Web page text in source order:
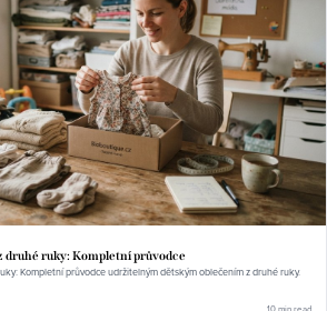
druhé ruky: Kompletní průvodce
Kompletní průvodce udržitelným dětským oblečením z druhé ruky.